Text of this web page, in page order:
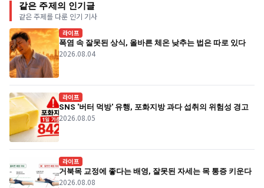
같은 주제의 인기글
같은 주제를 다룬 인기 기사
라이프
폭염 속 잘못된 상식, 올바른 체온 낮추는 법은 따로 있다
2026.08.04
라이프
SNS '버터 먹방' 유행, 포화지방 과다 섭취의 위험성 경고
2026.08.05
라이프
거북목 교정에 좋다는 배영, 잘못된 자세는 목 통증 키운다
2026.08.08